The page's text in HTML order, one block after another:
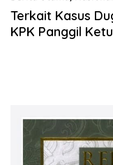
Terkait Kasus
KPK Panggil